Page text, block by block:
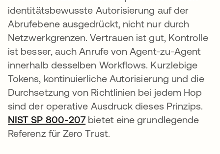
identitätsbewusste Autorisierung auf der
Abrufebene ausgedrückt, nicht nur durch
Netzwerkgrenzen. Vertrauen ist gut, Kontrolle
ist besser, auch Anrufe von Agent-zu-Agent
innerhalb desselben Workflows. Kurzlebige
Tokens, kontinuierliche Autorisierung und die
Durchsetzung von Richtlinien bei jedem Hop
sind der operative Ausdruck dieses Prinzips.
NIST SP 800-207wird in einer neuen
bietet eine grundlegende
Referenz für Zero Trust.